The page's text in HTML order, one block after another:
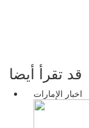
قد تقرأ أيضا
اخبار الإمارات